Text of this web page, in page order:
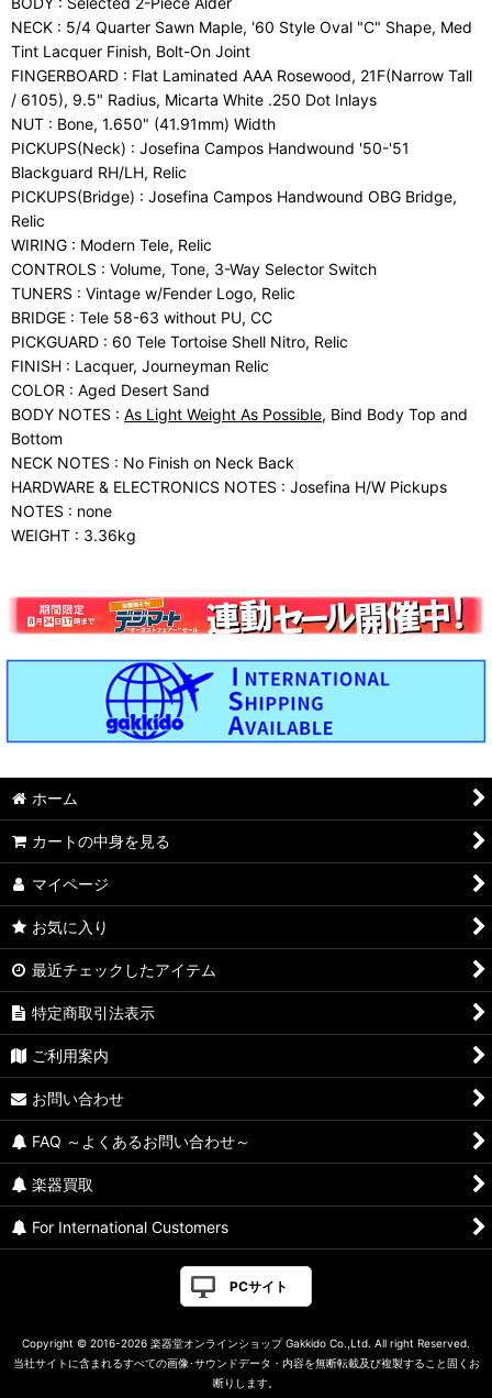
NECK : 5/4 Quarter Sawn Maple, '60 Style Oval "C" Shape, Med
Tint Lacquer Finish, Bolt-On Joint
FINGERBOARD : Flat Laminated AAA Rosewood, 21F(Narrow Tall
/ 6105), 9.5" Radius, Micarta White .250 Dot Inlays
NUT : Bone, 1.650" (41.91mm) Width
PICKUPS(Neck) : Josefina Campos Handwound '50-'51
Blackguard RH/LH, Relic
PICKUPS(Bridge) : Josefina Campos Handwound OBG Bridge,
Relic
WIRING : Modern Tele, Relic
CONTROLS : Volume, Tone, 3-Way Selector Switch
TUNERS : Vintage w/Fender Logo, Relic
BRIDGE : Tele 58-63 without PU, CC
PICKGUARD : 60 Tele Tortoise Shell Nitro, Relic
FINISH : Lacquer, Journeyman Relic
COLOR : Aged Desert Sand
BODY NOTES : As Light Weight As Possible, Bind Body Top and
Bottom
NECK NOTES : No Finish on Neck Back
HARDWARE & ELECTRONICS NOTES : Josefina H/W Pickups
NOTES : none
WEIGHT : 3.36kg
ホーム
カートの中身を見る
マイページ
お気に入り
最近チェックしたアイテム
特定商取引法表示
ご利用案内
お問い合わせ
FAQ ～よくあるお問い合わせ～
楽器買取
For International Customers
PCサイト
Copyright © 2016-2026 楽器堂オンラインショップ Gakkido Co.,Ltd. All right Reserved.
当社サイトに含まれるすべての画像･サウンドデータ・内容を無断転載及び複製すること固くお
断りします。